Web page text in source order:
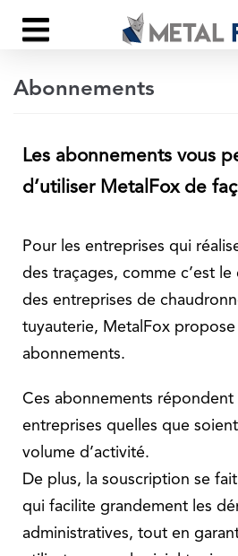
Aller
au
Abonnements
Les abonnements vous
d’utiliser MetalFox de
Pour les entreprises qui
des traçages, comme c’est
des entreprises de
tuyauterie, MetalFox
abonnements.
Ces abonnements répondent
entreprises quelles que
volume d’activité.
De plus, la souscription se
qui facilite grandement les
administratives, tout en